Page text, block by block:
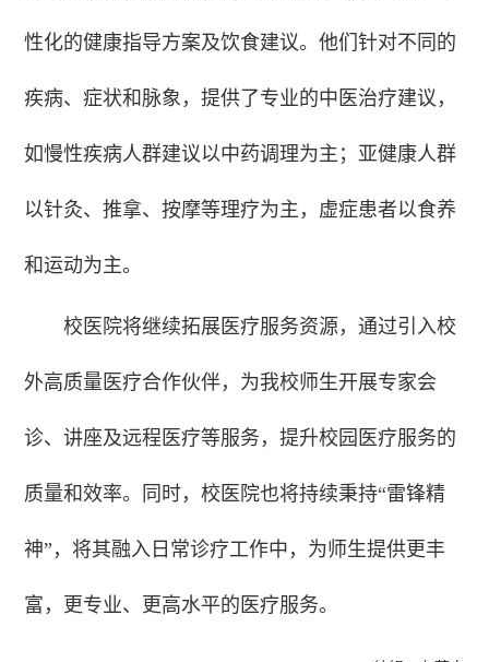
性化的健康指导方案及饮食建议。他们针对不同的
疾病、症状和脉象，提供了专业的中医治疗建议，
如慢性疾病人群建议以中药调理为主；亚健康人群
以针灸、推拿、按摩等理疗为主，虚症患者以食养
和运动为主。
校医院将继续拓展医疗服务资源，通过引入校
外高质量医疗合作伙伴，为我校师生开展专家会
诊、讲座及远程医疗等服务，提升校园医疗服务的
质量和效率。同时，校医院也将持续秉持“雷锋精
神”，将其融入日常诊疗工作中，为师生提供更丰
富，更专业、更高水平的医疗服务。